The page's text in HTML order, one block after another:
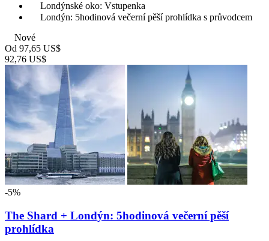
Londýnské oko: Vstupenka
Londýn: 5hodinová večerní pěší prohlídka s průvodcem
Nové
Od 97,65 US$
92,76 US$
-5%
The Shard + Londýn: 5hodinová večerní pěší
prohlídka